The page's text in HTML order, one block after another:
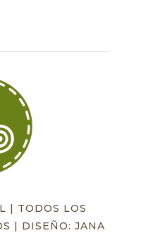
| TODOS LOS
| DISEÑO: JANA